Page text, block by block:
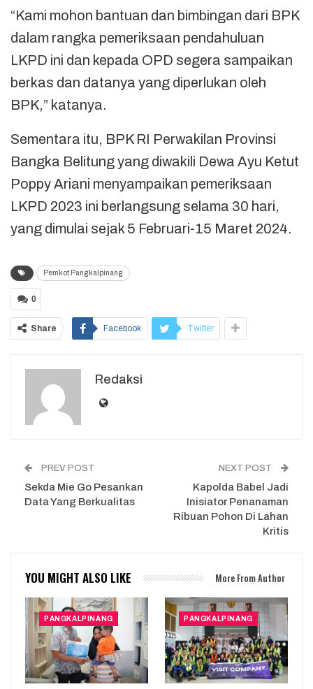
“Kami mohon bantuan dan bimbingan dari BPK
dalam rangka pemeriksaan pendahuluan
LKPD ini dan kepada OPD segera sampaikan
berkas dan datanya yang diperlukan oleh
BPK,” katanya.
Sementara itu, BPK RI Perwakilan Provinsi
Bangka Belitung yang diwakili Dewa Ayu Ketut
Poppy Ariani menyampaikan pemeriksaan
LKPD 2023 ini berlangsung selama 30 hari,
yang dimulai sejak 5 Februari-15 Maret 2024.
Pemkot Pangkalpinang
0
Share Facebook Twitter
Redaksi
PREV POST
Sekda Mie Go Pesankan
Data Yang Berkualitas
NEXT POST
Kapolda Babel Jadi
Inisiator Penanaman
Ribuan Pohon Di Lahan
Kritis
YOU MIGHT ALSO LIKE More From Author
PANGKALPINANG PANGKALPINANG